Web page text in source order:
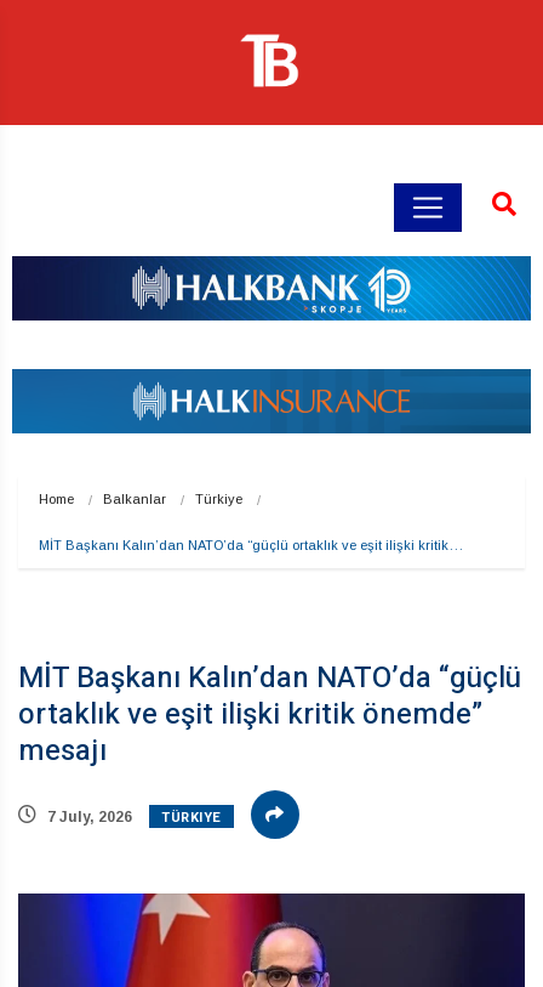
Home Balkanlar Türkiye
MİT Başkanı Kalın’dan NATO’da “güçlü ortaklık ve eşit ilişki kritik…
MİT Başkanı Kalın’dan NATO’da “güçlü
ortaklık ve eşit ilişki kritik önemde”
mesajı
7 July, 2026 TÜRKIYE